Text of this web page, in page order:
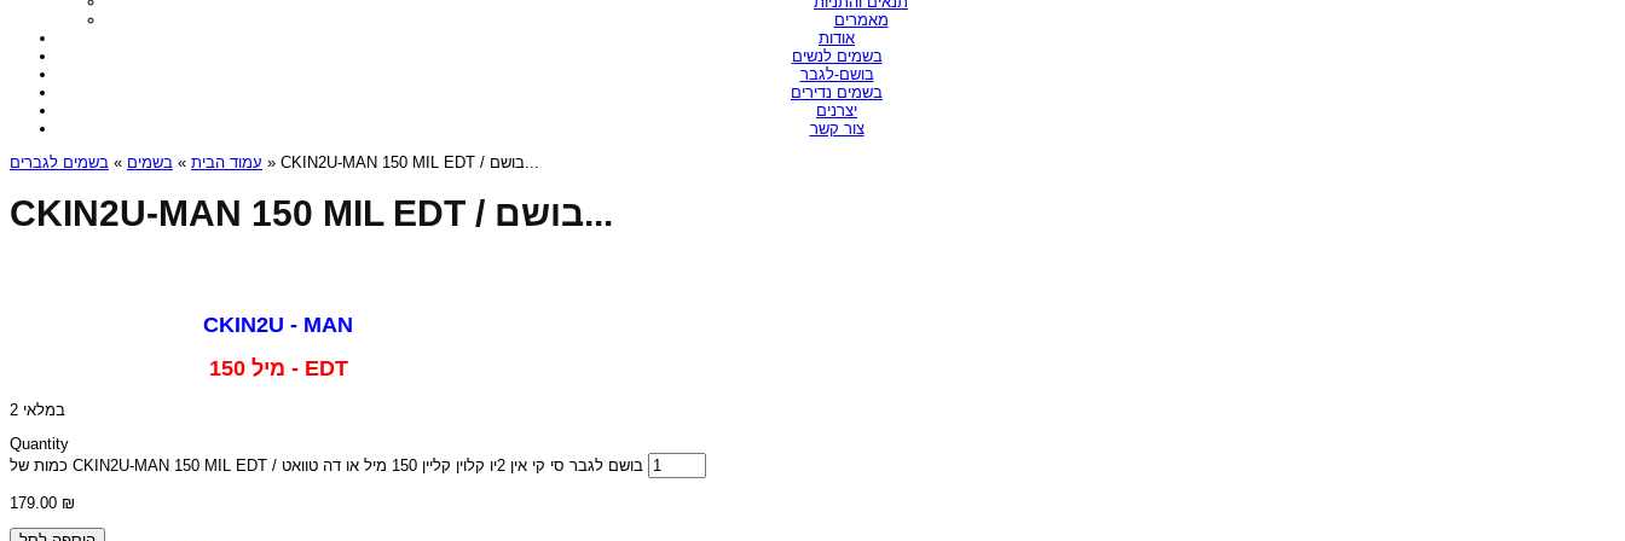
מאמרים
אודות
בשמים לנשים
בושם-לגבר
בשמים נדירים
יצרנים
צור קשר
עמוד הבית » בשמים » בשמים לגברים » CKIN2U-MAN 150 MIL EDT / בושם...
CKIN2U-MAN 150 MIL EDT / בושם...
CKIN2U - MAN
150 מיל - EDT
2 במלאי
Quantity
כמות של CKIN2U-MAN 150 MIL EDT / בושם לגבר סי קי אין 2יו קלוין קליין 150 מיל או דה טוואט
179.00 ₪